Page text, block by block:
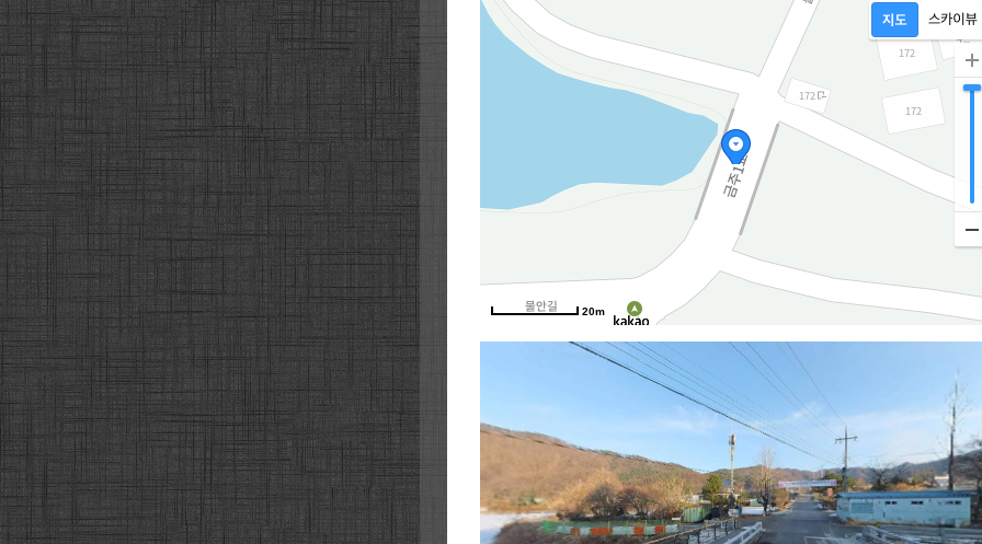
20m
물안